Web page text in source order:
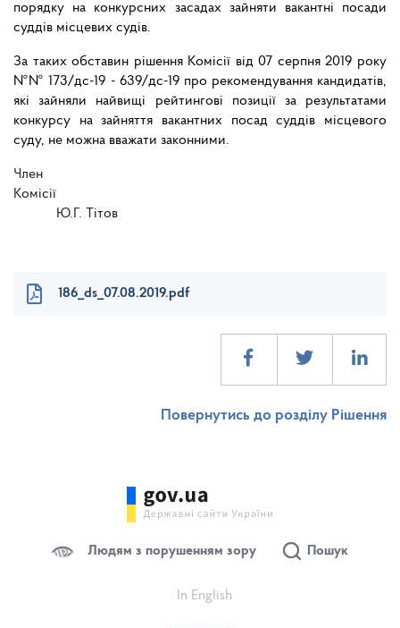
порядку на конкурсних засадах зайняти вакантні посади
суддів місцевих судів.
За таких обставин рішення Комісії від 07 серпня 2019 року
№№ 173/дс-19 - 639/дс-19 про рекомендування кандидатів,
які зайняли найвищі рейтингові позиції за результатами
конкурсу на зайняття вакантних посад суддів місцевого
суду, не можна вважати законними.
Член
Ю.Г. Тітов
186_ds_07.08.2019.pdf
Повернутись до розділу Рішення
Людям з порушенням зору Пошук
In English